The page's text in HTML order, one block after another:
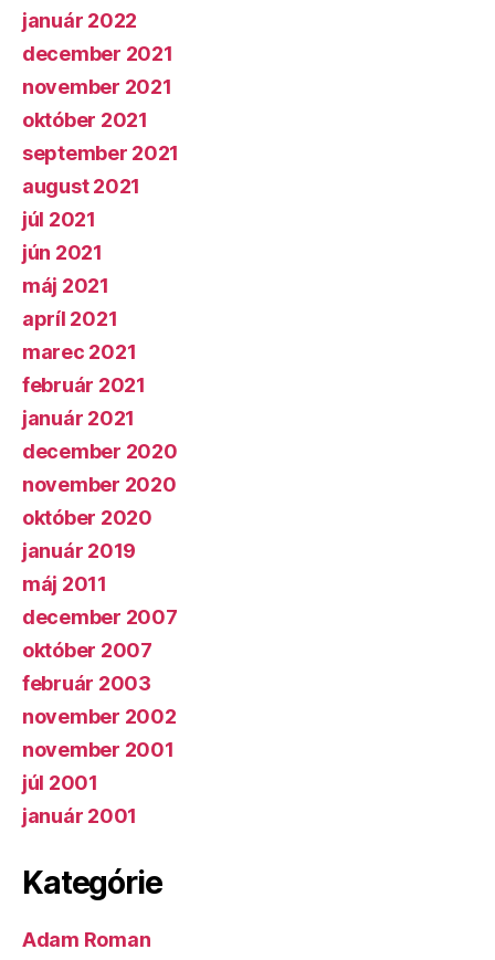
január 2022
december 2021
november 2021
október 2021
september 2021
august 2021
júl 2021
jún 2021
máj 2021
apríl 2021
marec 2021
február 2021
január 2021
december 2020
november 2020
október 2020
január 2019
máj 2011
december 2007
október 2007
február 2003
november 2002
november 2001
júl 2001
január 2001
Kategórie
Adam Roman